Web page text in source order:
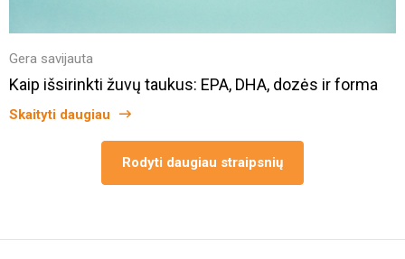
Gera savijauta
Kaip išsirinkti žuvų taukus: EPA, DHA, dozės ir forma
Skaityti daugiau
Rodyti daugiau straipsnių